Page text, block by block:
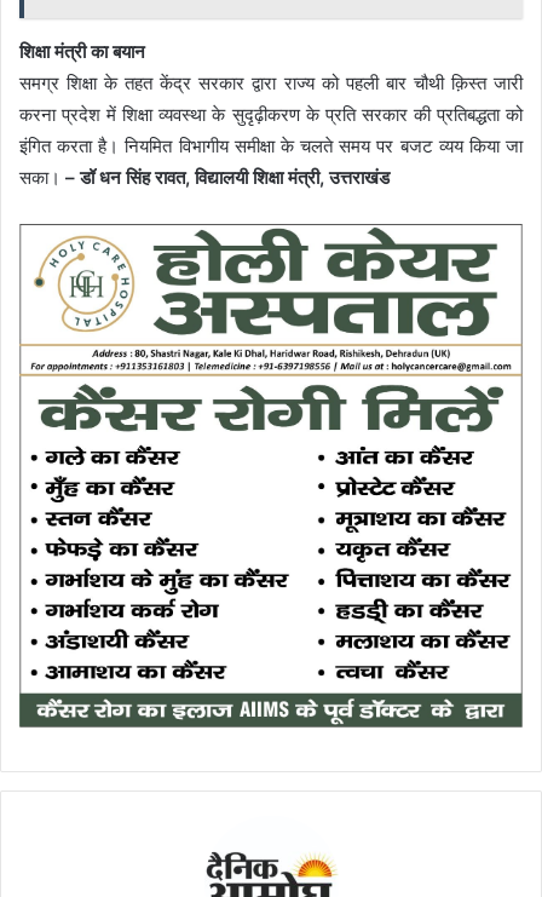
शिक्षा मंत्री का बयान
समग्र शिक्षा के तहत केंद्र सरकार द्वारा राज्य को पहली बार चौथी क़िस्त जारी
करना प्रदेश में शिक्षा व्यवस्था के सुदृढ़ीकरण के प्रति सरकार की प्रतिबद्धता को
इंगित करता है। नियमित विभागीय समीक्षा के चलते समय पर बजट व्यय किया जा
सका। – डॉ धन सिंह रावत, विद्यालयी शिक्षा मंत्री, उत्तराखंड